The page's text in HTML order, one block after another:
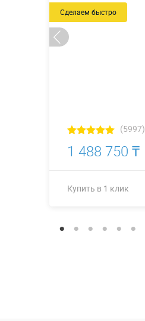
Сделаем быстро
(5997)
1 488 750 ₸
Купить в 1 клик